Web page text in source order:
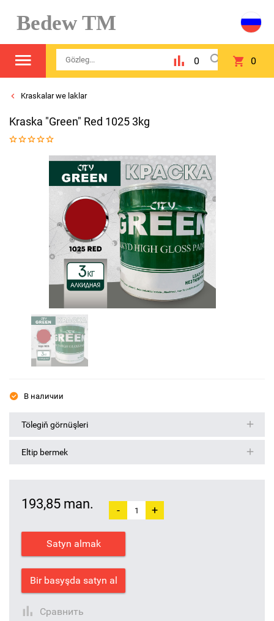
Bedew TM
0 0
Kraskalar we laklar
Kraska "Green" Red 1025 3kg
В наличии
Tölegiň görnüşleri
Eltip bermek
193,85 man. - +
Satyn almak
Bir basyşda satyn al
Сравнить